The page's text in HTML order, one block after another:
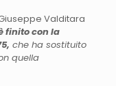
Valditara
finito con la
che ha sostituito
quella